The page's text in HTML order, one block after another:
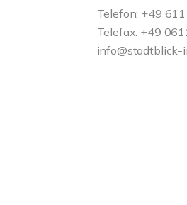
Telefon: +49
Telefax: +49
info@stadtblick-